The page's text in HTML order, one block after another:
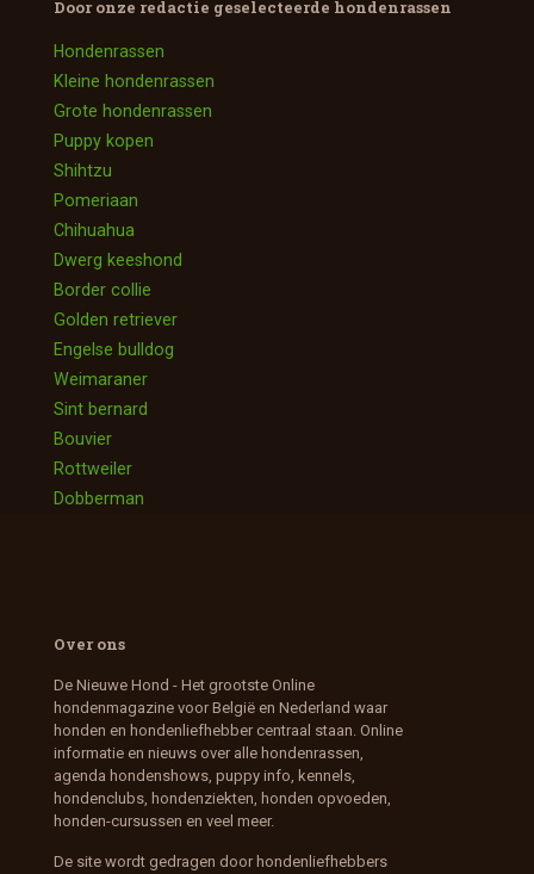
Door onze redactie geselecteerde hondenrassen
Hondenrassen
Kleine hondenrassen
Grote hondenrassen
Puppy kopen
Shihtzu
Pomeriaan
Chihuahua
Dwerg keeshond
Border collie
Golden retriever
Engelse bulldog
Weimaraner
Sint bernard
Bouvier
Rottweiler
Dobberman
Over ons
De Nieuwe Hond - Het grootste Online
hondenmagazine voor België en Nederland waar
honden en hondenliefhebber centraal staan. Online
informatie en nieuws over alle hondenrassen,
agenda hondenshows, puppy info, kennels,
hondenclubs, hondenziekten, honden opvoeden,
honden-cursussen en veel meer.
De site wordt gedragen door hondenliefhebbers